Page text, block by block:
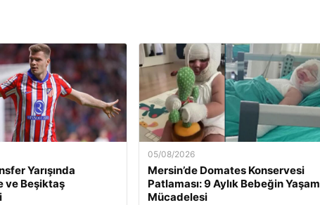
Yarışında
ve Beşiktaş
05/08/2026
Mersin’de Domates Konservesi
Patlaması: 9 Aylık Bebeğin Yaşam
Mücadelesi